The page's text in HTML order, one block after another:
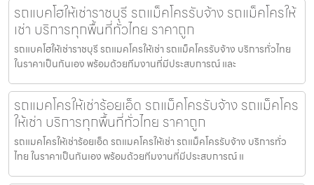
รถแบคโฮให้เช่าราชบุรี รถแม็คโครรับจ้าง รถแม็คโครให้
เช่า บริการทุกพื้นที่ทั่วไทย ราคาถูก
รถแบคโฮให้เช่าราชบุรี รถแมคโครให้เช่า รถแม็คโครรับจ้าง บริการทั่วไทย
ในราคาเป็นกันเอง พร้อมด้วยทีมงานที่มีประสบการณ์ และ
รถแมคโครให้เช่าร้อยเอ็ด รถแม็คโครรับจ้าง รถแม็คโคร
ให้เช่า บริการทุกพื้นที่ทั่วไทย ราคาถูก
รถแมคโครให้เช่าร้อยเอ็ด รถแมคโครให้เช่า รถแม็คโครรับจ้าง บริการทั่ว
ไทย ในราคาเป็นกันเอง พร้อมด้วยทีมงานที่มีประสบการณ์ แ